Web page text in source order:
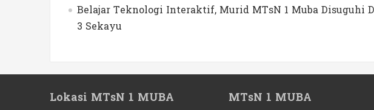
Belajar Teknologi Interaktif, Murid MTsN 1 Muba Disuguhi
3 Sekayu
Lokasi MTsN 1 MUBA MTsN 1 MUBA